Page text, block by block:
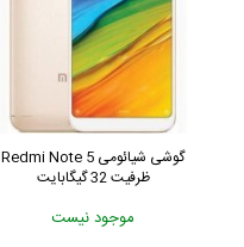
گوشی شیائومی Redmi Note 5
ظرفیت 32 گیگابایت
موجود نیست